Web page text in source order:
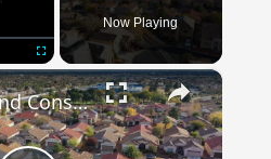
Fullscreen
Now Playing
×
The Pros and Cons of Renting a House vs. an Apartment